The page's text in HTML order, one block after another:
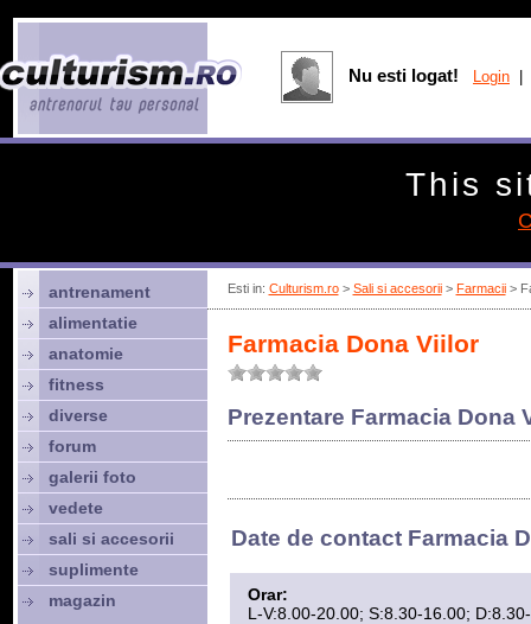
Esti in: Culturism.ro> Sali si accesorii> Farmacii>
Farmacia Dona Viilor
Prezentare Farmacia Dona
Date de contact Farmacia
Orar:
L-V:8.00-20.00; S:8.30-16.00;
antrenament
alimentatie
anatomie
fitness
diverse
forum
galerii foto
vedete
sali si accesorii
suplimente
magazin
Nu esti logat! Login
This